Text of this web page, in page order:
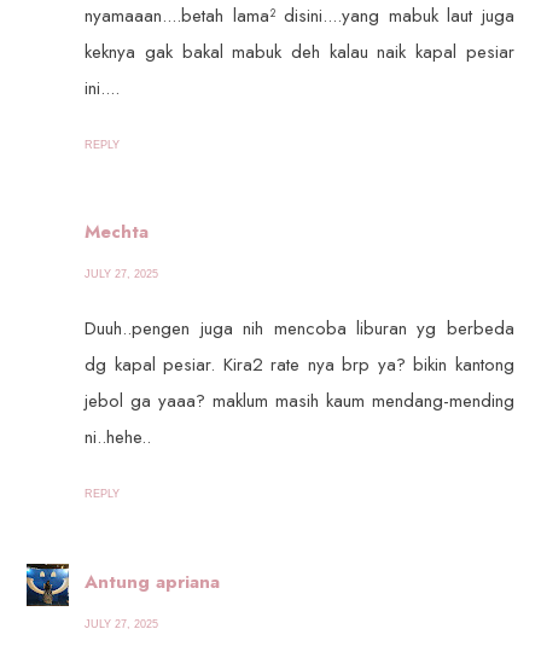
nyamaaan....betah lama² disini....yang mabuk laut juga
keknya gak bakal mabuk deh kalau naik kapal pesiar
ini....
REPLY
Mechta
JULY 27, 2025
Duuh..pengen juga nih mencoba liburan yg berbeda
dg kapal pesiar. Kira2 rate nya brp ya? bikin kantong
jebol ga yaaa? maklum masih kaum mendang-mending
ni..hehe..
REPLY
Antung apriana
JULY 27, 2025